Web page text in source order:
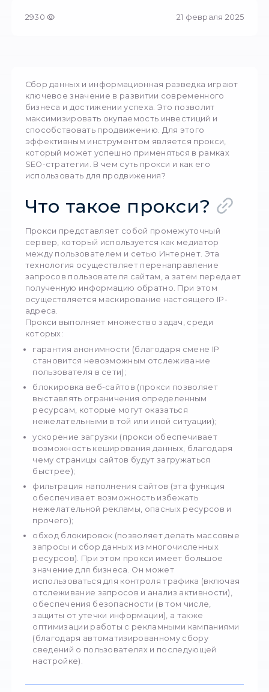
2930
Сбор данных и информационная разведка
ключевое значение в развитии
бизнеса и достижении успеха. Это позволит
максимизировать окупаемость инвестиций
способствовать продвижению. Для этого
эффективным инструментом является
который может успешно применяться в
SEO-стратегии. В чем суть прокси и как его
использовать для продвижения?
Что такое прокси?
Прокси представляет собой
сервер, который используется как
между пользователем и сетью Интернет.
технология осуществляет
запросов пользователя сайтам, а затем
полученную информацию обратно. При
осуществляется маскирование настоящего
адреса.
Прокси выполняет множество задач, среди
которых:
гарантия анонимности (благодаря смене
становится невозможным отслеживание
пользователя в сети);
блокировка веб-сайтов (прокси
выставлять ограничения определенным
ресурсам, которые могут оказаться
нежелательными в той или иной
ускорение загрузки (прокси
возможность кеширования данных,
быстрее);